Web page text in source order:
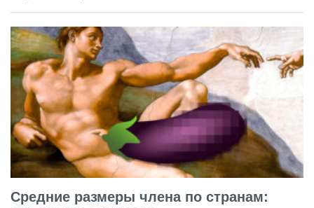
Средние размеры члена по странам: